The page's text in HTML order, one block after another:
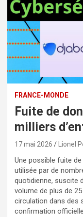
FRANCE-MONDE
Fuite de
milliers
17 mai 2026 Lionel
Une possible fuite
utilisée par de
quotidienne, suscite
volume de plus de
circulation dans des
confirmation